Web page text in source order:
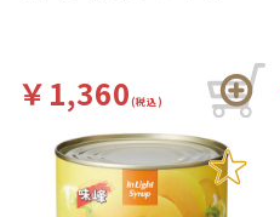
￥1,360(税込)